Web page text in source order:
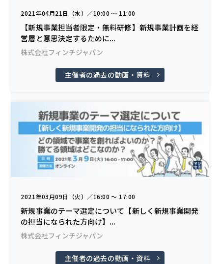
2021年04月21日（水）／10:00 〜 11:00
【新規事業担当者限定・無料研修】新規事業計画を経
営層と意思決定するために...
株式会社フィンチジャパン
主催者の過去の動画・資料
2021年03月09日（火）／16:00 〜 17:00
新規事業のテーマ選定について【新しく新規事業開発
の担当になられた方向け】...
株式会社フィンチジャパン
主催者の過去の動画・資料